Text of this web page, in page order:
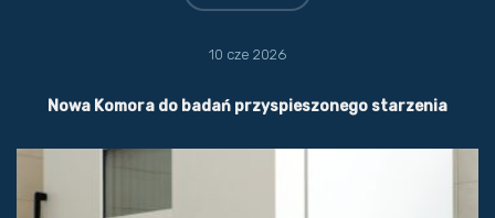
10 cze 2026
Nowa Komora do badań przyspieszonego starzenia